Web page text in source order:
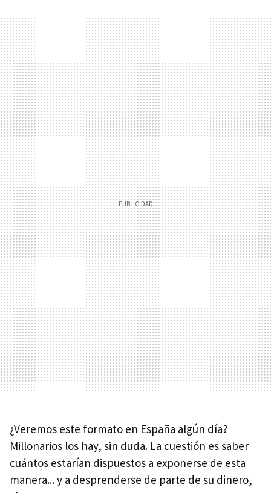
¿Veremos este formato en España algún día?
Millonarios los hay, sin duda. La cuestión es saber
cuántos estarían dispuestos a exponerse de esta
manera... y a desprenderse de parte de su dinero,